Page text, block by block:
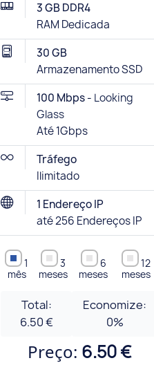
3 GB DDR4
RAM Dedicada
30 GB
Armazenamento SSD
100 Mbps - Looking
Glass
Até 1Gbps
Tráfego
Ilimitado
1 Endereço IP
até 256 Endereços IP
1
mês
3
meses
6
meses
12
meses
Total:
6.50 €
Economize:
0%
Preço: 6.50 €